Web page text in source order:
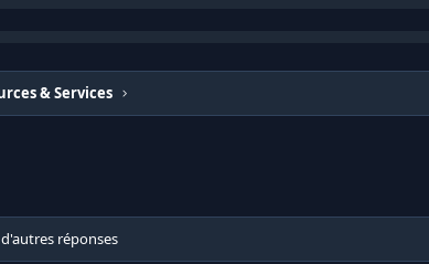
& Services
réponses